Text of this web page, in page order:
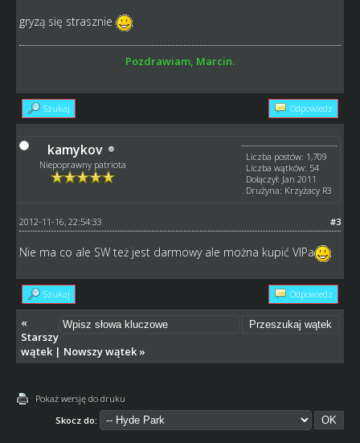
gryzą się strasznie
Pozdrawiam, Marcin.
Szukaj Odpowiedz
kamykov
Niepoprawny patriota
Liczba postów: 1,709
Liczba wątków: 54
Dołączył: Jan 2011
Drużyna: Krzyżacy R3
#3
2012-11-16, 22:54:33
Nie ma co ale SW też jest darmowy ale można kupić VIPa
Szukaj Odpowiedz
«
Starszy
wątek| Nowszy wątek»
Pokaż wersję do druku
Skocz do: